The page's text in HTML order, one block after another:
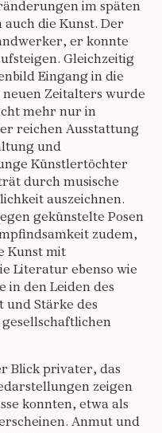
im späten
die Kunst. Der
er konnte
Gleichzeitig
Eingang in die
Zeitalters wurde
mehr nur in
reichen Ausstattung
und
Künstlertöchter
durch musische
auszeichnen.
gekünstelte Posen
zudem,
Kunst mit
Literatur ebenso wie
in den Leiden des
und Stärke des
Blick privater, das
zeigen
konnten, etwa als
Anmut und